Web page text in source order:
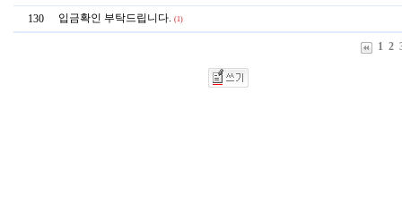
130 입금확인 부탁드립니다. (1)
1 2